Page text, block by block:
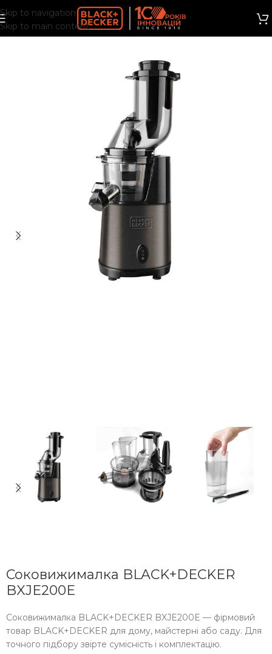
Skip to navigation
Skip to main content
Соковижималка BLACK+DECKER
BXJE200E
Соковижималка BLACK+DECKER BXJE200E — фірмовий
товар BLACK+DECKER для дому, майстерні або саду. Для
точного підбору звірте сумісність і комплектацію.